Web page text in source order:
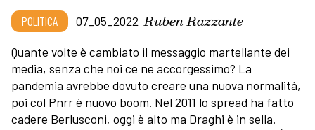
POLITICA 07_05_2022 Ruben Razzante
Quante volte è cambiato il messaggio martellante dei
media, senza che noi ce ne accorgessimo? La
pandemia avrebbe dovuto creare una nuova normalità,
poi col Pnrr è nuovo boom. Nel 2011 lo spread ha fatto
cadere Berlusconi, oggi è alto ma Draghi è in sella.